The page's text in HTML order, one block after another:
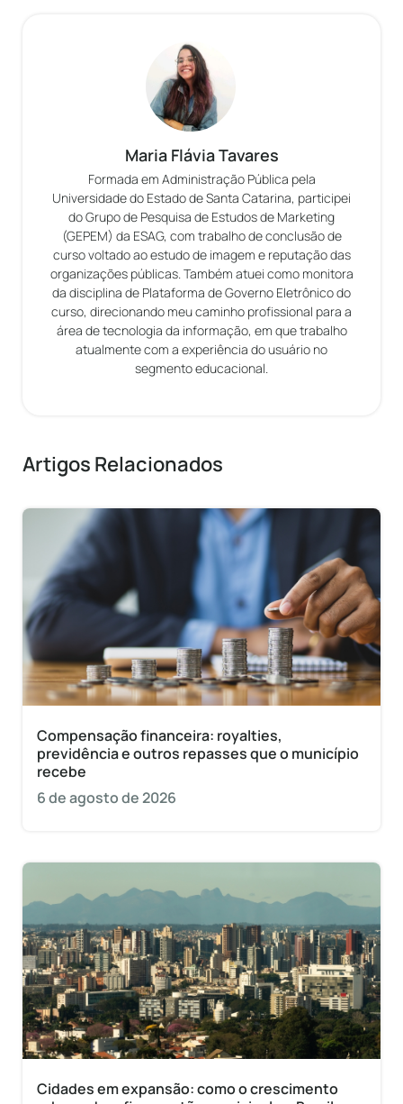
Maria Flávia Tavares
Formada em Administração Pública pela
Universidade do Estado de Santa Catarina, participei
do Grupo de Pesquisa de Estudos de Marketing
(GEPEM) da ESAG, com trabalho de conclusão de
curso voltado ao estudo de imagem e reputação das
organizações públicas. Também atuei como monitora
da disciplina de Plataforma de Governo Eletrônico do
curso, direcionando meu caminho profissional para a
área de tecnologia da informação, em que trabalho
atualmente com a experiência do usuário no
segmento educacional.
Artigos Relacionados
Compensação financeira: royalties,
previdência e outros repasses que o município
recebe
6 de agosto de 2026
Cidades em expansão: como o crescimento